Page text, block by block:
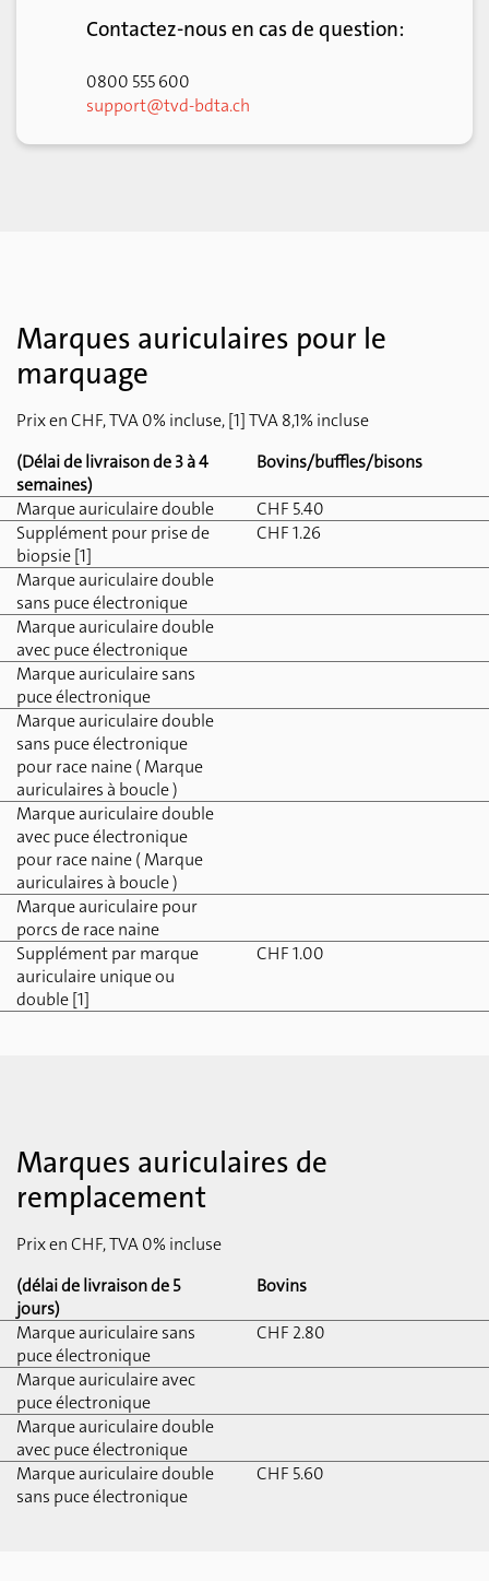
Contactez-nous en cas de question:
0800 555 600
support@tvd-bdta.ch
Marques auriculaires pour le
marquage
Prix en CHF, TVA 0% incluse, [1] TVA 8,1% incluse
(Délai de livraison de 3 à 4
semaines)
Bovins/buffles/bisons
Marque auriculaire double
CHF 5.40
Supplément pour prise de
biopsie [1]
CHF 1.26
Marque auriculaire double
sans puce électronique
Marque auriculaire double
avec puce électronique
Marque auriculaire sans
puce électronique
Marque auriculaire double
sans puce électronique
pour race naine ( Marque
auriculaires à boucle )
Marque auriculaire double
avec puce électronique
pour race naine ( Marque
auriculaires à boucle )
Marque auriculaire pour
porcs de race naine
Supplément par marque
auriculaire unique ou
double [1]
CHF 1.00
Marques auriculaires de
remplacement
Prix en CHF, TVA 0% incluse
(délai de livraison de 5
jours)
Bovins
Marque auriculaire sans
puce électronique
CHF 2.80
Marque auriculaire avec
puce électronique
Marque auriculaire double
avec puce électronique
Marque auriculaire double
sans puce électronique
CHF 5.60